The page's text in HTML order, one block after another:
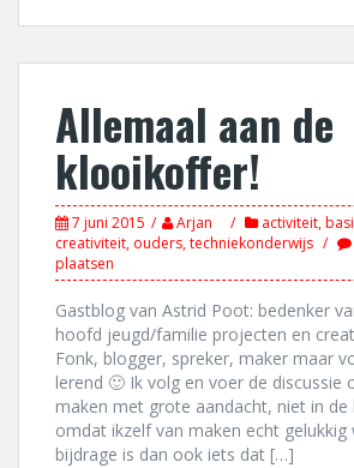
Allemaal aan de
klooikoffer!
7 juni 2015 Arjan activiteit,
creativiteit, ouders,techniekonderwijs
plaatsen
Gastblog van Astrid Poot: bedenker
hoofd jeugd/familie projecten en
Fonk, blogger, spreker, maker maar
lerend 🙂 Ik volg en voer de discussie
maken met grote aandacht, niet in de
omdat ikzelf van maken echt gelukkig
bijdrage is dan ook iets dat […]